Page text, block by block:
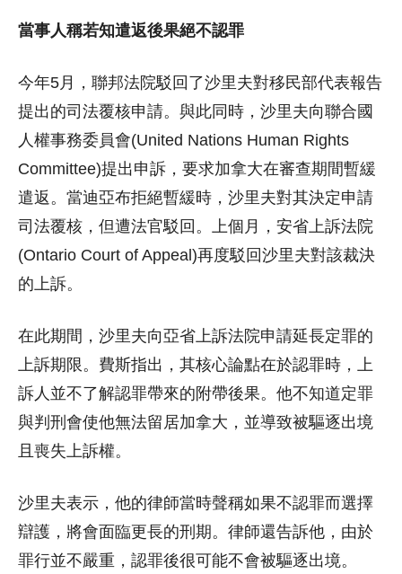
當事人稱若知遣返後果絕不認罪
今年5月，聯邦法院駁回了沙里夫對移民部代表報告
提出的司法覆核申請。與此同時，沙里夫向聯合國
人權事務委員會(United Nations Human Rights
Committee)提出申訴，要求加拿大在審查期間暫緩
遣返。當迪亞布拒絕暫緩時，沙里夫對其決定申請
司法覆核，但遭法官駁回。上個月，安省上訴法院
(Ontario Court of Appeal)再度駁回沙里夫對該裁決
的上訴。
在此期間，沙里夫向亞省上訴法院申請延長定罪的
上訴期限。費斯指出，其核心論點在於認罪時，上
訴人並不了解認罪帶來的附帶後果。他不知道定罪
與判刑會使他無法留居加拿大，並導致被驅逐出境
且喪失上訴權。
沙里夫表示，他的律師當時聲稱如果不認罪而選擇
辯護，將會面臨更長的刑期。律師還告訴他，由於
罪行並不嚴重，認罪後很可能不會被驅逐出境。